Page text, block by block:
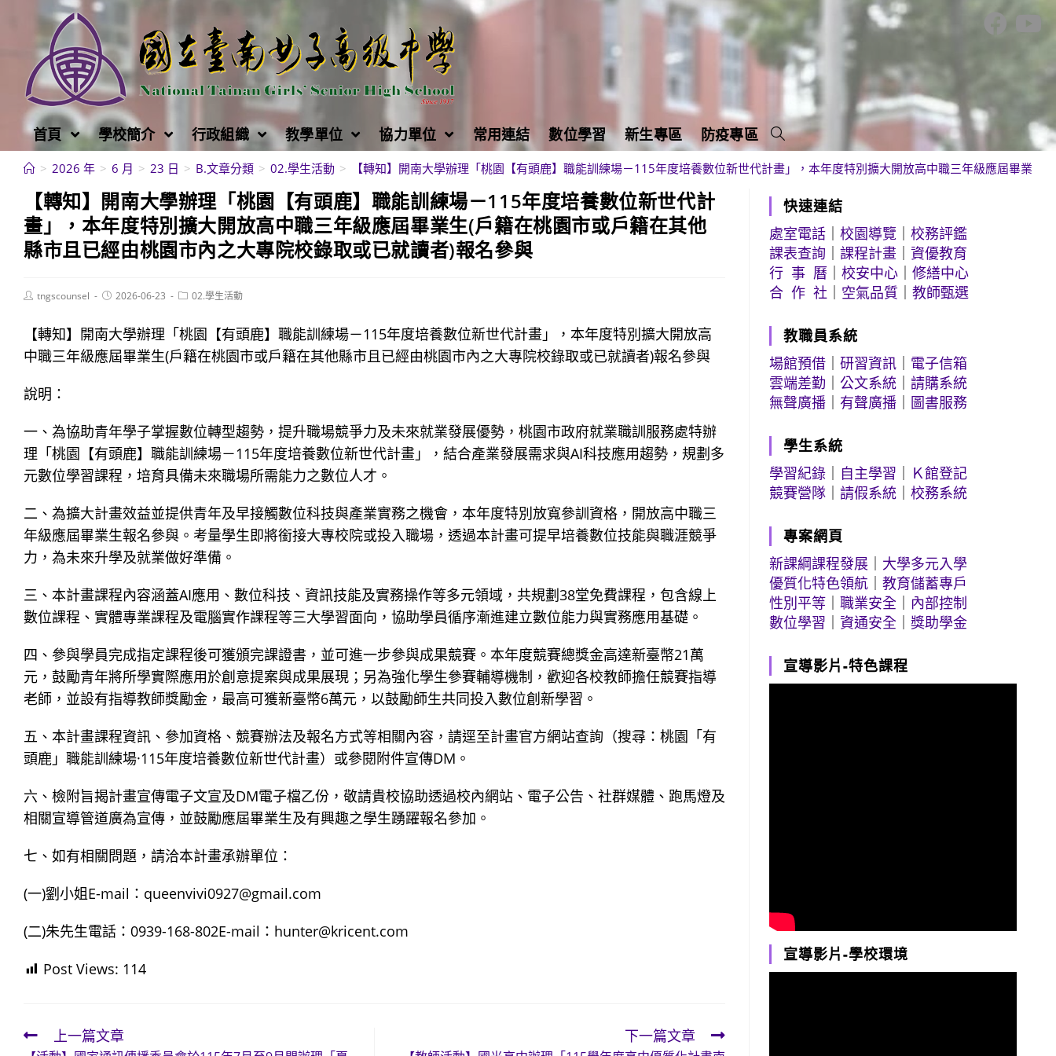
首頁 學校簡介 行政組織 教學單位 協力單位 常用連結 數位學習 新生專區 防疫專區
> 2026 年 > 6 月 > 23 日 > B.文章分類 > 02.學生活動 > 【轉知】開南大學辦理「桃園【有頭鹿】職能訓練場－115年度培養數位新世代計畫」，本年度特別擴大開放高中職三年級應屆畢業
【轉知】開南大學辦理「桃園【有頭鹿】職能訓練場－115年度培養數位新世代計
畫」，本年度特別擴大開放高中職三年級應屆畢業生(戶籍在桃園市或戶籍在其他
縣市且已經由桃園市內之大專院校錄取或已就讀者)報名參與
Posttngscounsel
Post2026-06-23
Post02.學生活動
【轉知】開南大學辦理「桃園【有頭鹿】職能訓練場－115年度培養數位新世代計畫」，本年度特別擴大開放高
中職三年級應屆畢業生(戶籍在桃園市或戶籍在其他縣市且已經由桃園市內之大專院校錄取或已就讀者)報名參與
說明：
一、為協助青年學子掌握數位轉型趨勢，提升職場競爭力及未來就業發展優勢，桃園市政府就業職訓服務處特辦
理「桃園【有頭鹿】職能訓練場－115年度培養數位新世代計畫」，結合產業發展需求與AI科技應用趨勢，規劃多
元數位學習課程，培育具備未來職場所需能力之數位人才。
二、為擴大計畫效益並提供青年及早接觸數位科技與產業實務之機會，本年度特別放寬參訓資格，開放高中職三
年級應屆畢業生報名參與。考量學生即將銜接大專校院或投入職場，透過本計畫可提早培養數位技能與職涯競爭
力，為未來升學及就業做好準備。
三、本計畫課程內容涵蓋AI應用、數位科技、資訊技能及實務操作等多元領域，共規劃38堂免費課程，包含線上
數位課程、實體專業課程及電腦實作課程等三大學習面向，協助學員循序漸進建立數位能力與實務應用基礎。
四、參與學員完成指定課程後可獲頒完課證書，並可進一步參與成果競賽。本年度競賽總獎金高達新臺幣21萬
元，鼓勵青年將所學實際應用於創意提案與成果展現；另為強化學生參賽輔導機制，歡迎各校教師擔任競賽指導
老師，並設有指導教師獎勵金，最高可獲新臺幣6萬元，以鼓勵師生共同投入數位創新學習。
五、本計畫課程資訊、參加資格、競賽辦法及報名方式等相關內容，請逕至計畫官方網站查詢（搜尋：桃園「有
頭鹿」職能訓練場·115年度培養數位新世代計畫）或參閱附件宣傳DM。
六、檢附旨揭計畫宣傳電子文宣及DM電子檔乙份，敬請貴校協助透過校內網站、電子公告、社群媒體、跑馬燈及
相關宣導管道廣為宣傳，並鼓勵應屆畢業生及有興趣之學生踴躍報名參加。
七、如有相關問題，請洽本計畫承辦單位：
(一)劉小姐E-mail：queenvivi0927@gmail.com
(二)朱先生電話：0939-168-802E-mail：hunter@kricent.com
Post Views: 114
Read上一篇文章 下一篇文章
快速連結
處室電話 ｜校園導覽 ｜校務評鑑
課表查詢 ｜課程計畫 ｜資優教育
行 事 曆 ｜校安中心 ｜修繕中心
合 作 社
空氣品質 ｜教師甄選
教職員系統
場館預借 ｜研習資訊
電子信箱
雲端差勤 ｜公文系統 ｜請購系統
無聲廣播
有聲廣播 圖書服務
學生系統
學習紀錄
自主學習
Ｋ館登記
競賽營隊 ｜請假系統 ｜校務系統
專案網頁
新課綱課程發展
大學多元入學
優質化特色領航 ｜教育儲蓄專戶
性別平等 ｜職業安全
內部控制
數位學習 ｜資通安全 ｜獎助學金
宣導影片-特色課程
宣導影片-學校環境